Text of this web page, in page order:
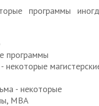
программы
программы
- некоторые
MBA